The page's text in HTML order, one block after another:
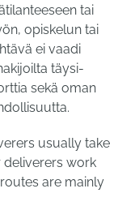
tai
opiskelun tai
ei vaadi
täysi-
sekä oman
usually take
deliverers work
are mainly